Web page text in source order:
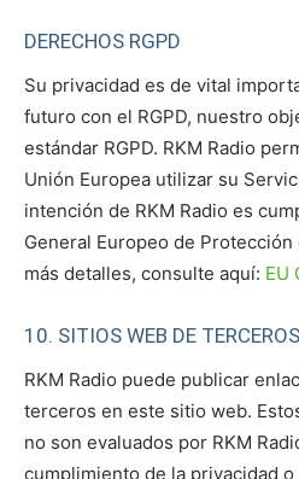
DERECHOS RGPD
Su privacidad es de vital
futuro con el RGPD, nuestro
estándar RGPD. RKM Radio
Unión Europea utilizar su
intención de RKM Radio es
General Europeo de
más detalles, consulte aquí: EU
10. SITIOS WEB DE TERCEROS
RKM Radio puede publicar
terceros en este sitio web.
no son evaluados por RKM
cumplimiento de la privacidad